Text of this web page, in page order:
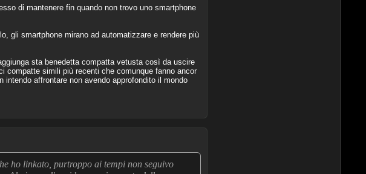
di mantenere fin quando non trovo uno smartphone
gli smartphone mirano ad automatizzare e rendere più
sta benedetta compatta vetusta così da uscire
compatte simili più recenti che comunque fanno ancor
affrontare non avendo approfondito il mondo
ho linkato, purtroppo ai tempi non seguivo